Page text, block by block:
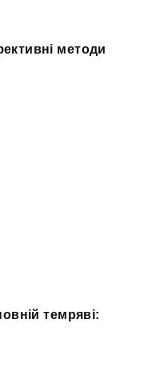
методи
темряві: